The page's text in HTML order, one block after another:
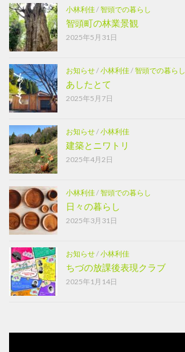
小林利佳/智頭での暮らし
智頭町の林業景観
2025年5月31日
お知らせ/小林利佳/智頭での暮らし
あしたとて
2025年5月7日
お知らせ/小林利佳
建築とニワトリ
2025年4月2日
小林利佳/智頭での暮らし
日々の暮らし
2025年3月31日
お知らせ/小林利佳
ちづの放課後表現クラブ
2025年1月14日